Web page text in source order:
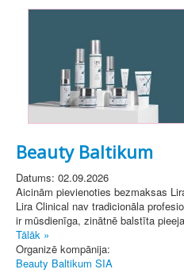
Beauty Baltikum
Datums: 02.09.2026
Aicinām pievienoties bezmaksas
Lira Clinical nav tradicionāla
ir mūsdienīga, zinātnē balstīta
Tālāk »
Organizē kompānija:
Beauty Baltikum SIA